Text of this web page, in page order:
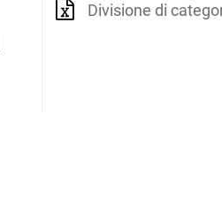
Divisione di categoria Fucile 300m